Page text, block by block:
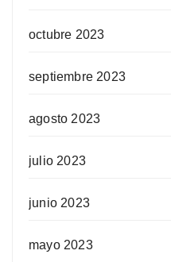
octubre 2023
septiembre 2023
agosto 2023
julio 2023
junio 2023
mayo 2023